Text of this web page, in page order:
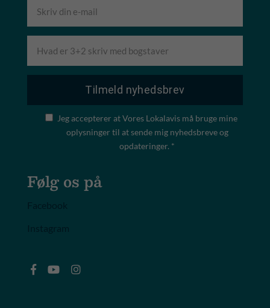
Jeg accepterer at Vores Lokalavis må bruge mine
oplysninger til at sende mig nyhedsbreve og
opdateringer. *
Følg os på